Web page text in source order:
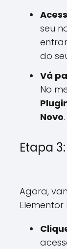
seu
do
Vá
No
Novo.
Etapa
Agora,